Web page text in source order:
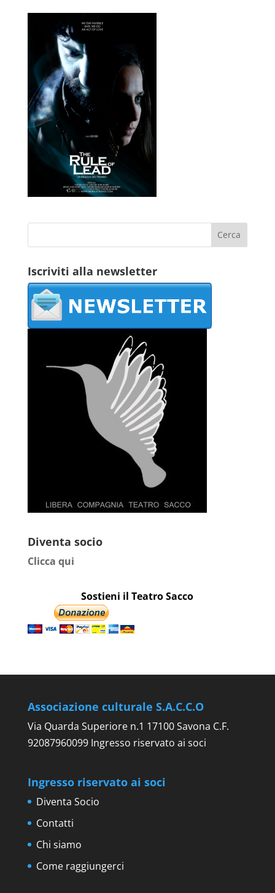
Iscriviti alla newsletter
Diventa socio
Clicca qui
Sostieni il Teatro Sacco
Associazione culturale S.A.C.C.O
Via Quarda Superiore n.1 17100 Savona C.F.
92087960099 Ingresso riservato ai soci
Ingresso riservato ai soci
Diventa Socio
Contatti
Chi siamo
Come raggiungerci